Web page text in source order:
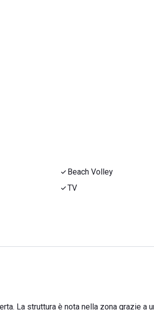
Beach Volley
TV
La struttura è nota nella zona grazie a